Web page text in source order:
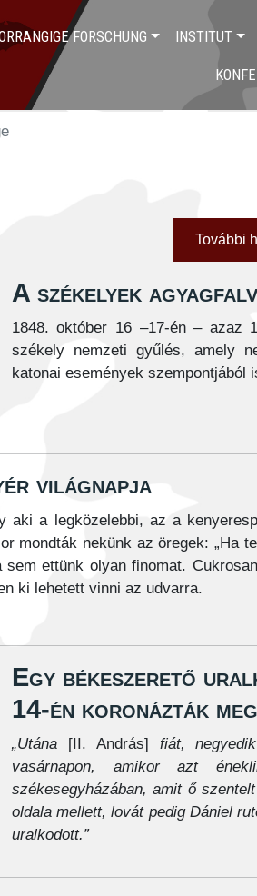
FORSCHUNG INSTITUT
További
A székelyek
1848. október 16 –17-én – azaz
székely nemzeti gyűlés, amely
katonai események szempontjából
világnapja
aki a legközelebbi, az a
mondták nekünk az öregek: „Ha
sem ettünk olyan finomat.
ki lehetett vinni az udvarra.
Egy békeszerető
14-én koronázták
„Utána [II. András] fiát,
vasárnapon, amikor azt
székesegyházában, amit ő
oldala mellett, lovát pedig Dániel
uralkodott.”